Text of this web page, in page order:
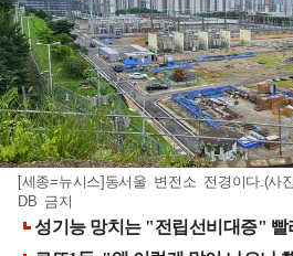
[세종=뉴시스]동서울 변전소 전경이다.(사
DB 금지